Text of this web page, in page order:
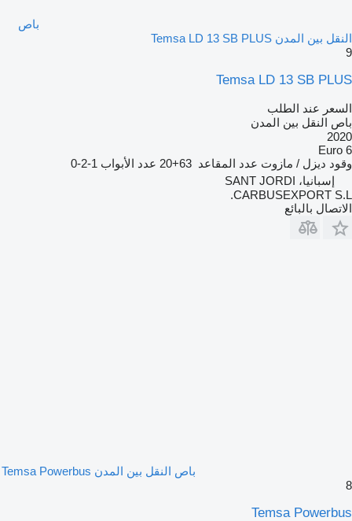
باص
النقل بين المدن Temsa LD 13 SB PLUS
9
Temsa LD 13 SB PLUS
السعر عند الطلب
باص النقل بين المدن
2020
Euro 6
وقود ديزل / مازوت عدد المقاعد 63+20 عدد الأبواب 1-2-0
إسبانيا، SANT JORDI
CARBUSEXPORT S.L.
الاتصال بالبائع
باص النقل بين المدن Temsa Powerbus
8
Temsa Powerbus